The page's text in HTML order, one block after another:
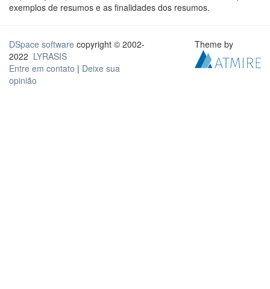
exemplos de resumos e as finalidades dos resumos.
DSpace software copyright © 2002-
2022 LYRASIS
Entre em contato | Deixe sua
opinião
Theme by